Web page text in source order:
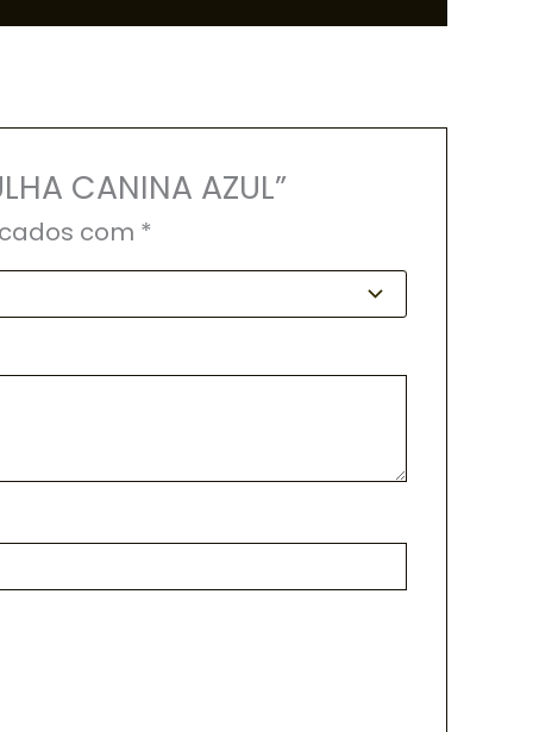
CANINA AZUL”
com *